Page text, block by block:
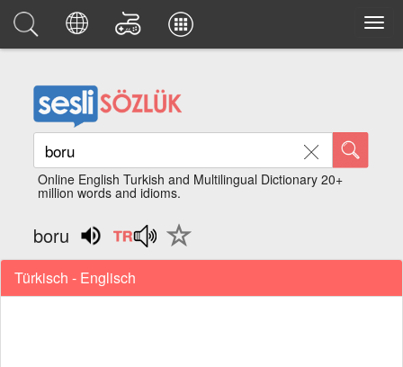
Online English Turkish and Multilingual Dictionary 20+
million words and idioms.
boru
Türkisch - Englisch